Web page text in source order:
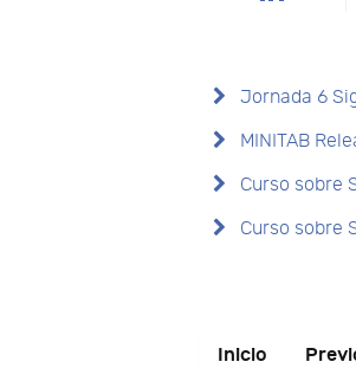
Jornada 6
MINITAB
Curso sobre
Curso sobre
Inicio